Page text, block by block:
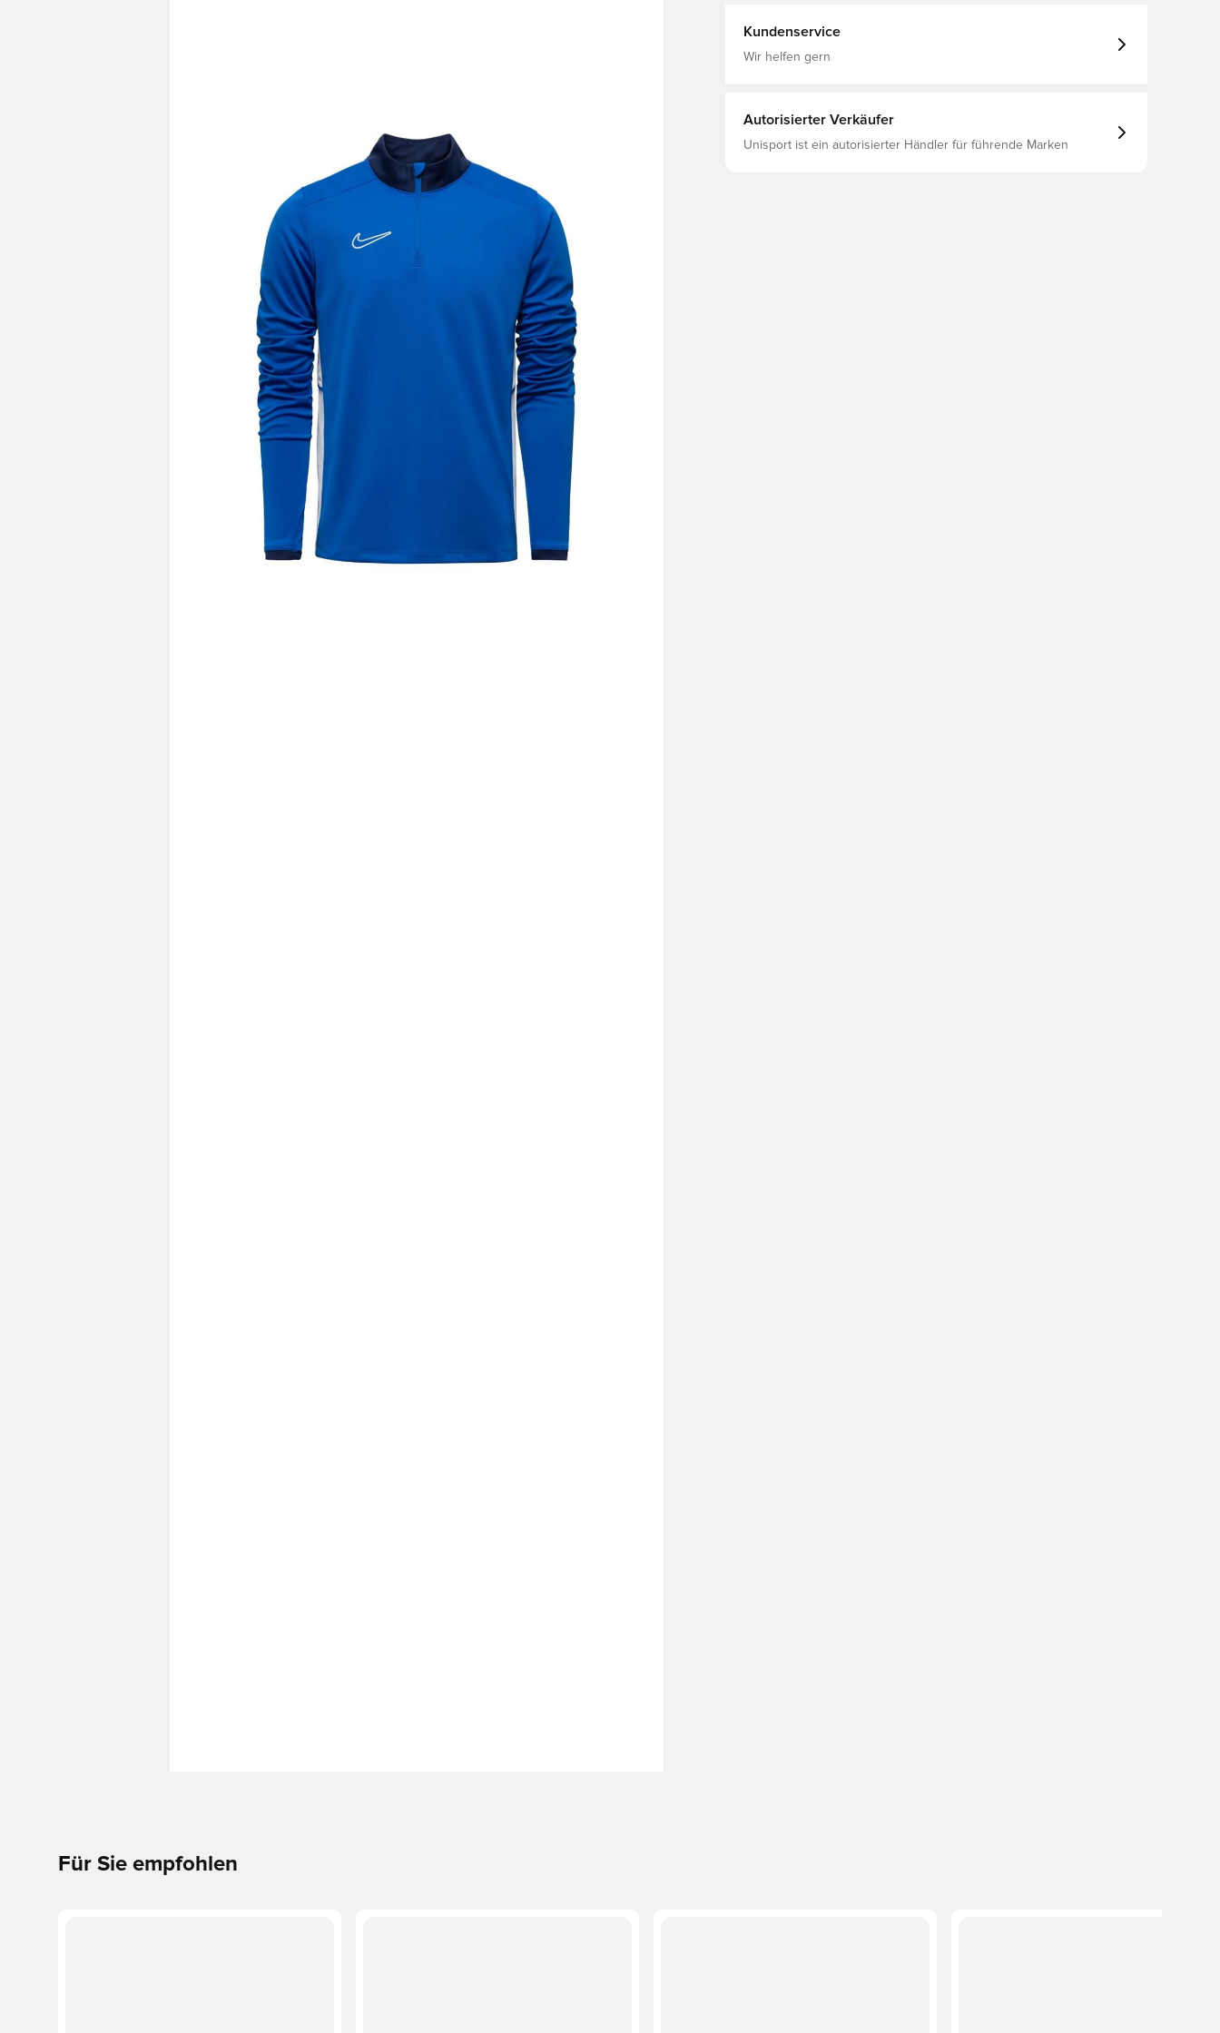
Kundenservice
Wir helfen gern
Autorisierter Verkäufer
Unisport ist ein autorisierter Händler für führende Marken
Für Sie empfohlen